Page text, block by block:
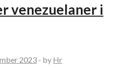
venezuelaner i
2023 - by Hr